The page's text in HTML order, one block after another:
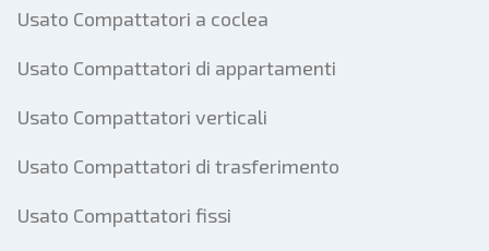
Usato Compattatori a coclea
Usato Compattatori di appartamenti
Usato Compattatori verticali
Usato Compattatori di trasferimento
Usato Compattatori fissi